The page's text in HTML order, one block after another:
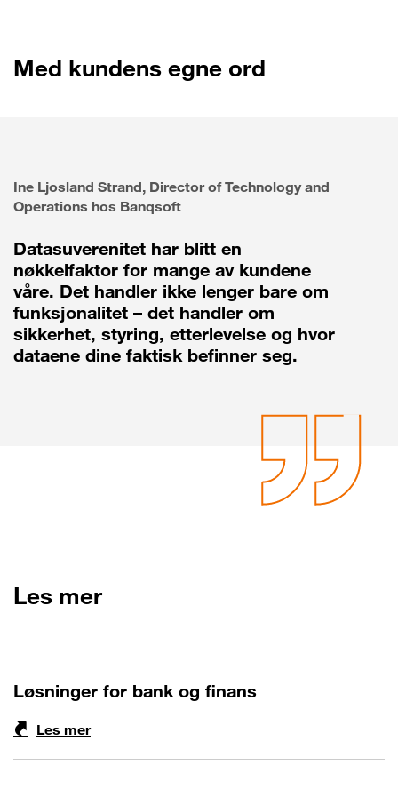
Med kundens egne ord
Ine Ljosland Strand, Director of Technology and
Operations hos Banqsoft
Datasuverenitet har blitt en
nøkkelfaktor for mange av kundene
våre. Det handler ikke lenger bare om
funksjonalitet – det handler om
sikkerhet, styring, etterlevelse og hvor
dataene dine faktisk befinner seg.
Les mer
Løsninger for bank og finans
Les mer